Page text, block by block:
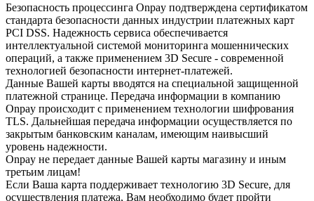
Безопасность процессинга Onpay подтверждена сертификатом
стандарта безопасности данных индустрии платежных карт
PCI DSS. Надежность сервиса обеспечивается
интеллектуальной системой мониторинга мошеннических
операций, а также применением 3D Secure - современной
технологией безопасности интернет-платежей.
Данные Вашей карты вводятся на специальной защищенной
платежной странице. Передача информации в компанию
Onpay происходит с применением технологии шифрования
TLS. Дальнейшая передача информации осуществляется по
закрытым банковским каналам, имеющим наивысший
уровень надежности.
Onpay не передает данные Вашей карты магазину и иным
третьим лицам!
Если Ваша карта поддерживает технологию 3D Secure, для
осуществления платежа, Вам необходимо будет пройти